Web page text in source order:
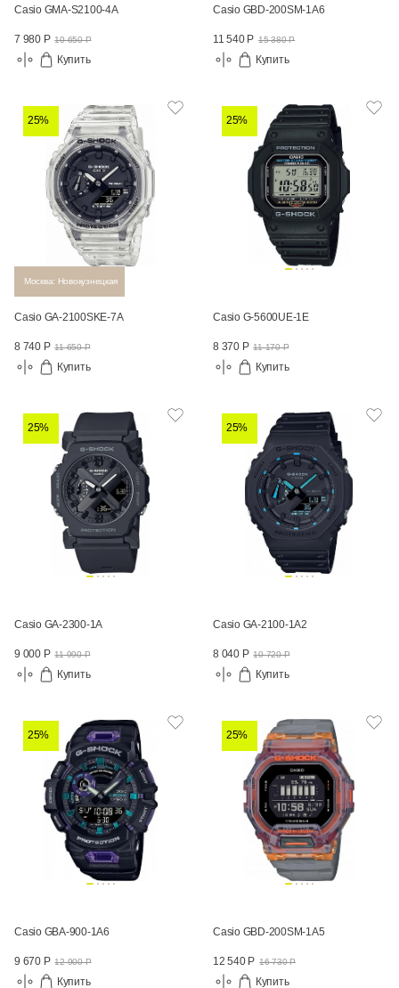
Casio GMA-S2100-4A
7 980 Р 10 650 Р
Купить
Casio GBD-200SM-1A6
11 540 Р 15 380 Р
Купить
25%
Москва: Новокузнецкая
Casio GA-2100SKE-7A
8 740 Р 11 650 Р
Купить
25%
Casio G-5600UE-1E
8 370 Р 11 170 Р
Купить
25%
Casio GA-2300-1A
9 000 Р 11 990 Р
Купить
25%
Casio GA-2100-1A2
8 040 Р 10 720 Р
Купить
25%
Casio GBA-900-1A6
9 670 Р 12 900 Р
Купить
25%
Casio GBD-200SM-1A5
12 540 Р 16 730 Р
Купить